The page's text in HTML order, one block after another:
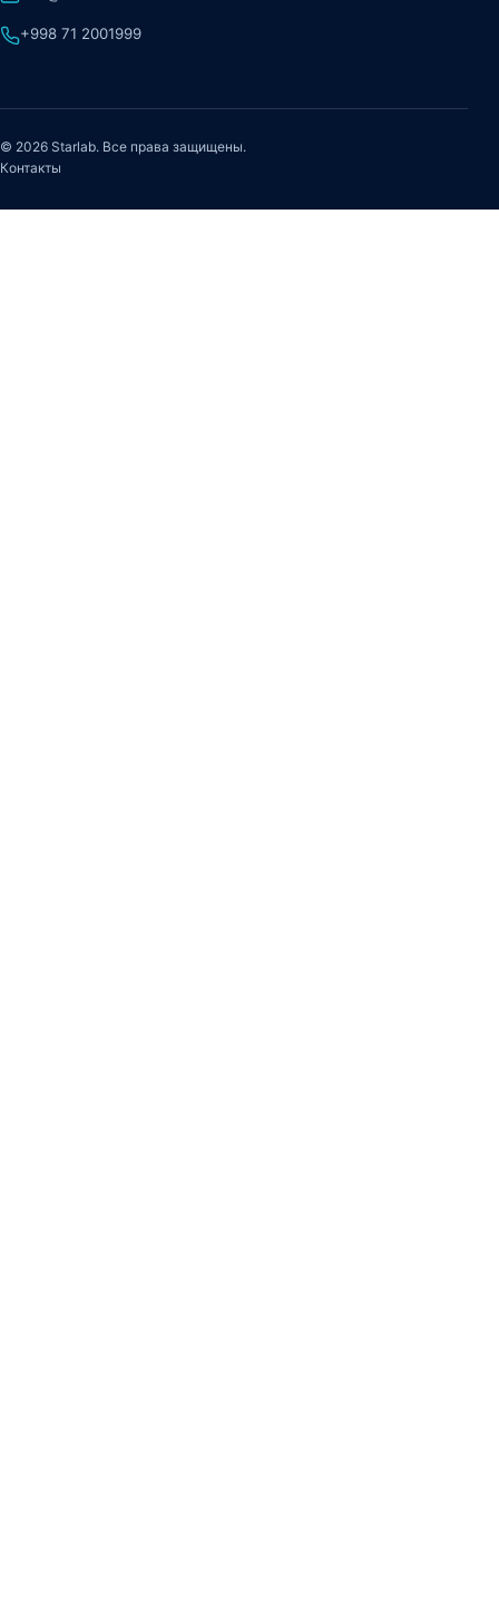
+998 71 2001999
© 2026 Starlab. Все права защищены.
Контакты